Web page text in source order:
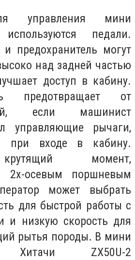
управления мини
используются педали.
предохранитель могут
над задней частью
доступ в кабину.
предотвращает от
если машинист
управляющие рычаги,
при входе в кабину.
момент,
2х-осевым поршневым
может выбрать
для быстрой работы с
и низкую скорость для
рытья породы. В мини
Хитачи ZX50U-2